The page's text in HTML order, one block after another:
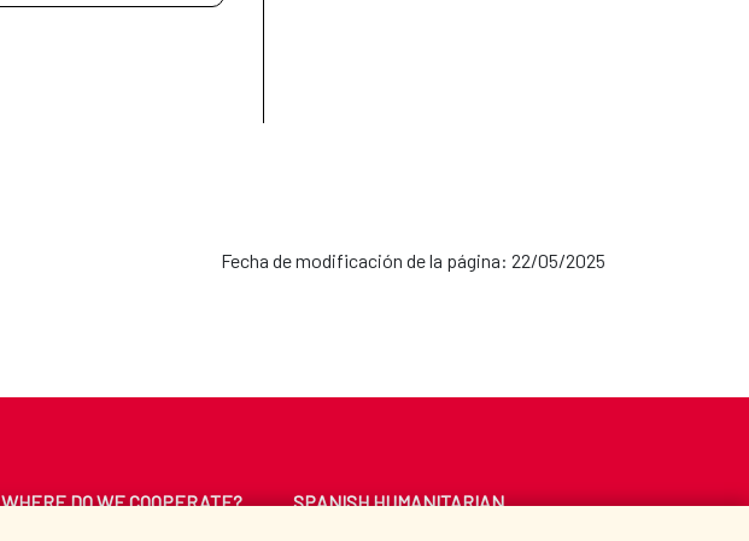
Fecha de modificación de la página: 22/05/2025
WHERE DO WE COOPERATE?
SPANISH HUMANITARIAN